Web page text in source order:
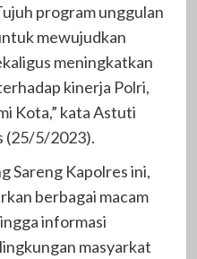
program unggulan
mewujudkan
meningkatkan
kinerja Polri,
Kota,” kata Astuti
(25/5/2023).
Sareng Kapolres ini,
berbagai macam
informasi
masyarkat